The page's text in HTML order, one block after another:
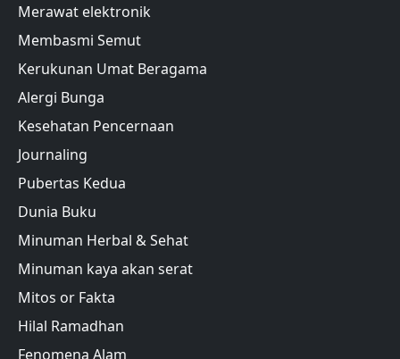
Merawat elektronik
Membasmi Semut
Kerukunan Umat Beragama
Alergi Bunga
Kesehatan Pencernaan
Journaling
Pubertas Kedua
Dunia Buku
Minuman Herbal & Sehat
Minuman kaya akan serat
Mitos or Fakta
Hilal Ramadhan
Fenomena Alam